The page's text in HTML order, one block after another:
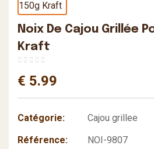
Noix De Cajou Grillée
Kraft
€ 5.99
Catégorie:
Cajou grillee
Référence:
NOI-9807